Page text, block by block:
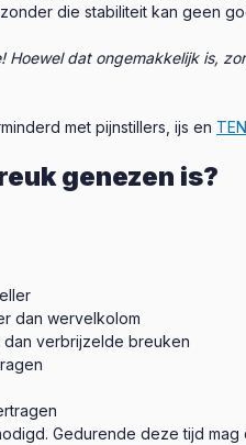
die stabiliteit kan geen
dat ongemakkelijk is,
met pijnstillers, ijs en
genezen is?
dan wervelkolom
verbrijzelde breuken
Gedurende deze tijd